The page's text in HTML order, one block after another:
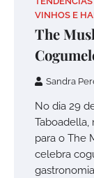
VINHOS E
The
Sandra
No dia 29
Taboadella,
para o The
celebra